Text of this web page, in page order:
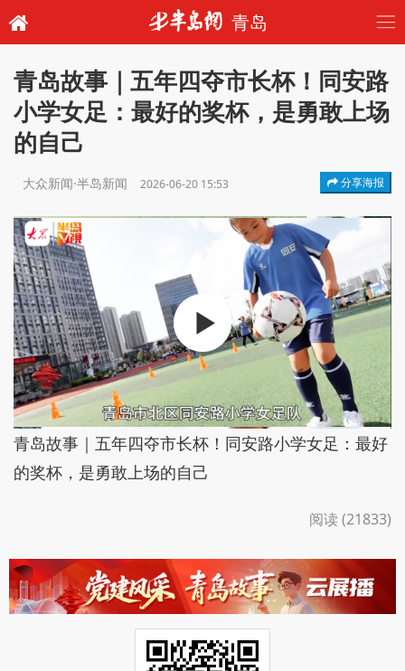
青岛
青岛故事｜五年四夺市长杯！同安路
小学女足：最好的奖杯，是勇敢上场
的自己
大众新闻·半岛新闻 2026-06-20 15:53 分享海报
青岛故事｜五年四夺市长杯！同安路小学女足：最好
的奖杯，是勇敢上场的自己
阅读 (21833)